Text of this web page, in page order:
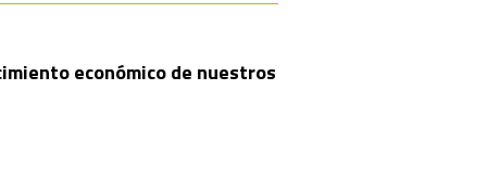
económico de nuestros